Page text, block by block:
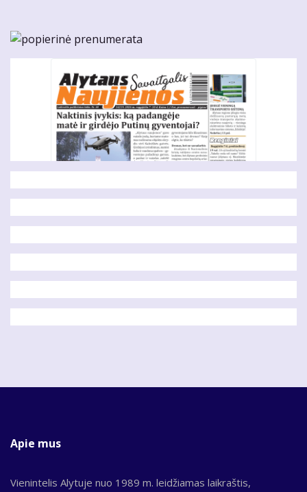
Apie mus
Vienintelis Alytuje nuo 1989 m. leidžiamas laikraštis,